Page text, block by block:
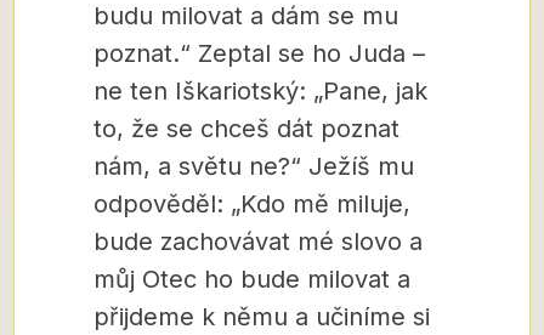
budu milovat a dám se mu
poznat.“ Zeptal se ho Juda –
ne ten Iškariotský: „Pane, jak
to, že se chceš dát poznat
nám, a světu ne?“ Ježíš mu
odpověděl: „Kdo mě miluje,
bude zachovávat mé slovo a
můj Otec ho bude milovat a
přijdeme k němu a učiníme si